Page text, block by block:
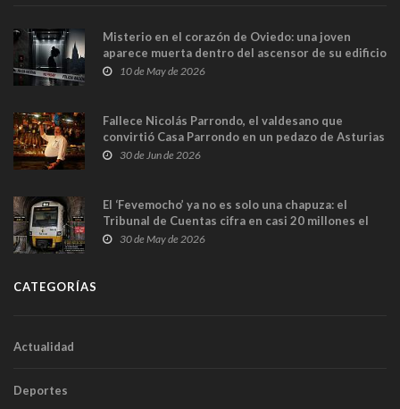
Misterio en el corazón de Oviedo: una joven
aparece muerta dentro del ascensor de su edificio
y las cámaras captan sus últimos minutos
10 de May de 2026
Fallece Nicolás Parrondo, el valdesano que
convirtió Casa Parrondo en un pedazo de Asturias
en Madrid
30 de Jun de 2026
El ‘Fevemocho’ ya no es solo una chapuza: el
Tribunal de Cuentas cifra en casi 20 millones el
sobrecoste de los trenes que no cabían por los
30 de May de 2026
CATEGORÍAS
Actualidad
Deportes